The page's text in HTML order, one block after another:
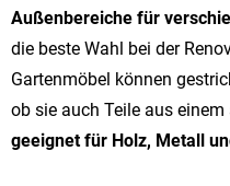
Außenbereiche für
die beste Wahl bei der
Gartenmöbel können
ob sie auch Teile aus
geeignet für Holz, Metall